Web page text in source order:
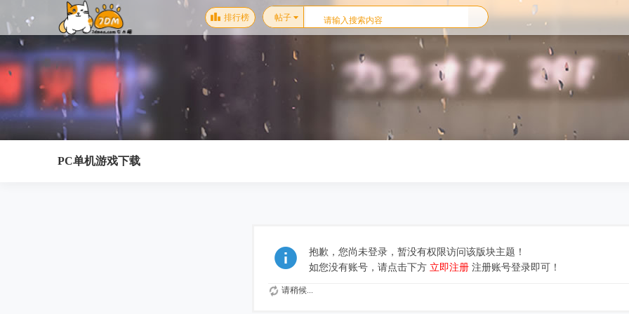
排行榜 帖子
PC单机游戏下载
抱歉，您尚未登录，暂没有权限访问该版块主题！
如您没有账号，请点击下方 立即注册 注册账号登录即可！
请稍候...